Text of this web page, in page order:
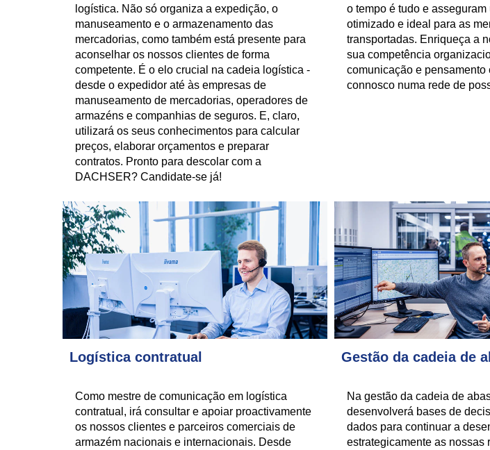
logística. Não só organiza a expedição, o
manuseamento e o armazenamento das
mercadorias, como também está presente para
aconselhar os nossos clientes de forma
competente. É o elo crucial na cadeia logística -
desde o expedidor até às empresas de
manuseamento de mercadorias, operadores de
armazéns e companhias de seguros. E, claro,
utilizará os seus conhecimentos para calcular
preços, elaborar orçamentos e preparar
contratos. Pronto para descolar com a
DACHSER? Candidate-se já!
o tempo é tudo e
otimizado e ideal para as
transportadas. Enriqueça a
sua competência
comunicação e pensamento
connosco numa rede de
Logística contratual
Como mestre de comunicação em logística
contratual, irá consultar e apoiar proactivamente
os nossos clientes e parceiros comerciais de
armazém nacionais e internacionais. Desde
Gestão da cadeia de
Na gestão da cadeia de
desenvolverá bases de
dados para continuar a
estrategicamente as nossas